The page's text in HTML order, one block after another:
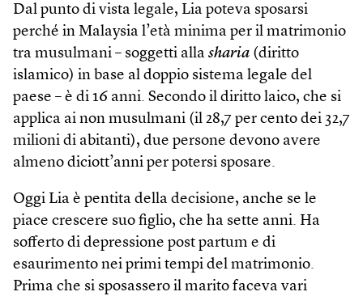
Dal punto di vista legale, Lia poteva sposarsi
perché in Malaysia l’età minima per il matrimonio
tra musulmani – soggetti alla sharia (diritto
islamico) in base al doppio sistema legale del
paese – è di 16 anni. Secondo il diritto laico, che si
applica ai non musulmani (il 28,7 per cento dei 32,7
milioni di abitanti), due persone devono avere
almeno diciott’anni per potersi sposare.
Oggi Lia è pentita della decisione, anche se le
piace crescere suo figlio, che ha sette anni. Ha
sofferto di depressione post partum e di
esaurimento nei primi tempi del matrimonio.
Prima che si sposassero il marito faceva vari